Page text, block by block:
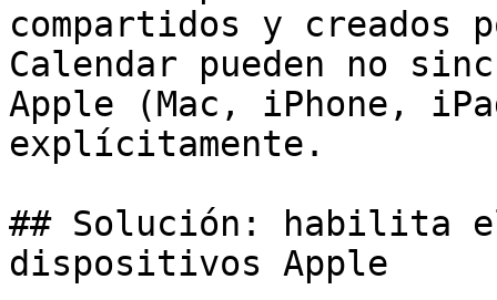
compartidos y creados
Calendar pueden no
Apple (Mac, iPhone,
explícitamente.
## Solución: habilita
dispositivos Apple